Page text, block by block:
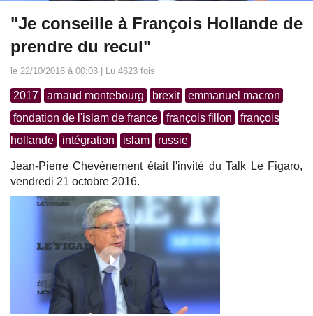
"Je conseille à François Hollande de
prendre du recul"
le 22/10/2016 à 00:03 | Lu 4623 fois
2017 arnaud montebourg brexit
emmanuel macron
fondation de l'islam de france
françois fillon
françois
hollande
intégration islam russie
Jean-Pierre Chevènement était l'invité du Talk Le Figaro,
vendredi 21 octobre 2016.